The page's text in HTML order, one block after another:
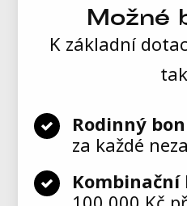
Možné
K základní
Rodinný
za každé
Kombinační